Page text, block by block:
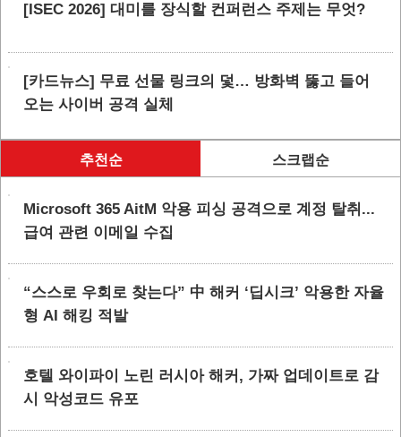
[ISEC 2026] 대미를 장식할 컨퍼런스 주제는 무엇?
[카드뉴스] 무료 선물 링크의 덫… 방화벽 뚫고 들어
오는 사이버 공격 실체
추천순 스크랩순
Microsoft 365 AitM 악용 피싱 공격으로 계정 탈취...
급여 관련 이메일 수집
“스스로 우회로 찾는다” 中 해커 ‘딥시크’ 악용한 자율
형 AI 해킹 적발
호텔 와이파이 노린 러시아 해커, 가짜 업데이트로 감
시 악성코드 유포